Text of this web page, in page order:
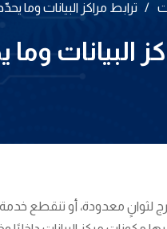
/ ترابط مراكز البيانات وما
البيانات